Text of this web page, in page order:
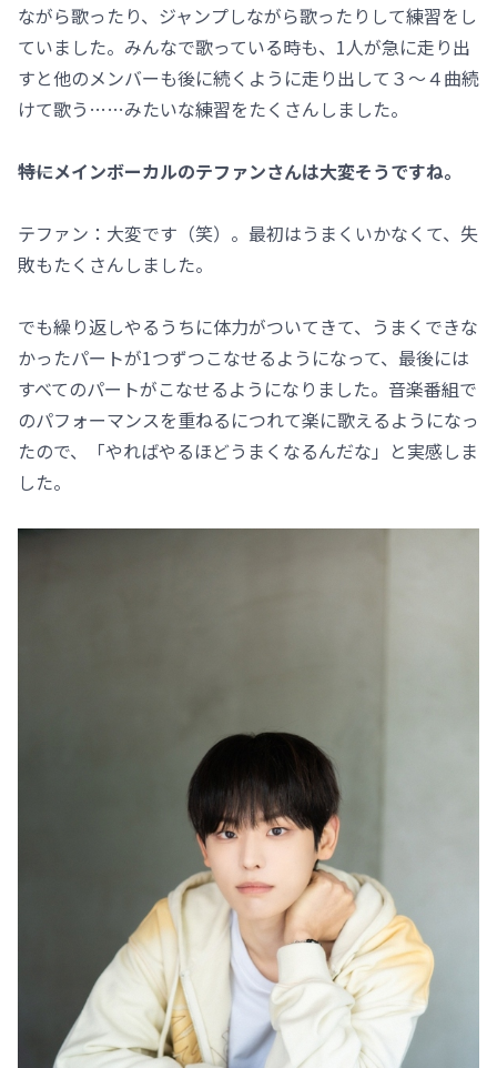
ながら歌ったり、ジャンプしながら歌ったりして練習をし
ていました。みんなで歌っている時も、1人が急に走り出
すと他のメンバーも後に続くように走り出して３～４曲続
けて歌う……みたいな練習をたくさんしました。
――特にメインボーカルのテファンさんは大変そうですね。
テファン：大変です（笑）。最初はうまくいかなくて、失
敗もたくさんしました。
でも繰り返しやるうちに体力がついてきて、うまくできな
かったパートが1つずつこなせるようになって、最後には
すべてのパートがこなせるようになりました。音楽番組で
のパフォーマンスを重ねるにつれて楽に歌えるようになっ
たので、「やればやるほどうまくなるんだな」と実感しま
した。